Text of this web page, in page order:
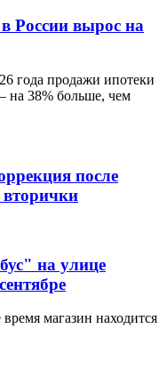
России вырос на
года продажи ипотеки
на 38% больше, чем
после
вторички
на улице
магазин находится